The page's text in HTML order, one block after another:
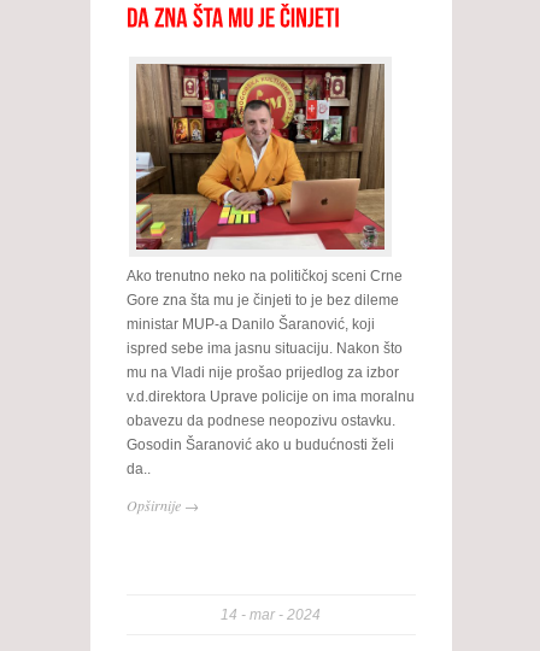
Ako trenutno neko na političkoj sceni Crne
Gore zna šta mu je činjeti to je bez dileme
ministar MUP-a Danilo Šaranović, koji
ispred sebe ima jasnu situaciju. Nakon što
mu na Vladi nije prošao prijedlog za izbor
v.d.direktora Uprave policije on ima moralnu
obavezu da podnese neopozivu ostavku.
Gosodin Šaranović ako u budućnosti želi
da..
Opširnije →
14 mar 2024